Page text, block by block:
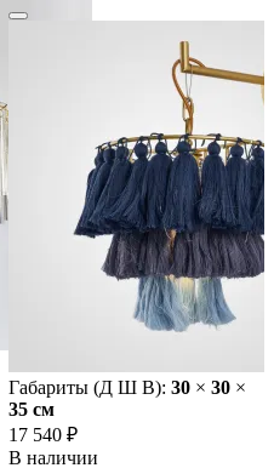
Габариты (Д Ш В): 30 × 30 ×
35 cм
17 540 ₽
В наличии